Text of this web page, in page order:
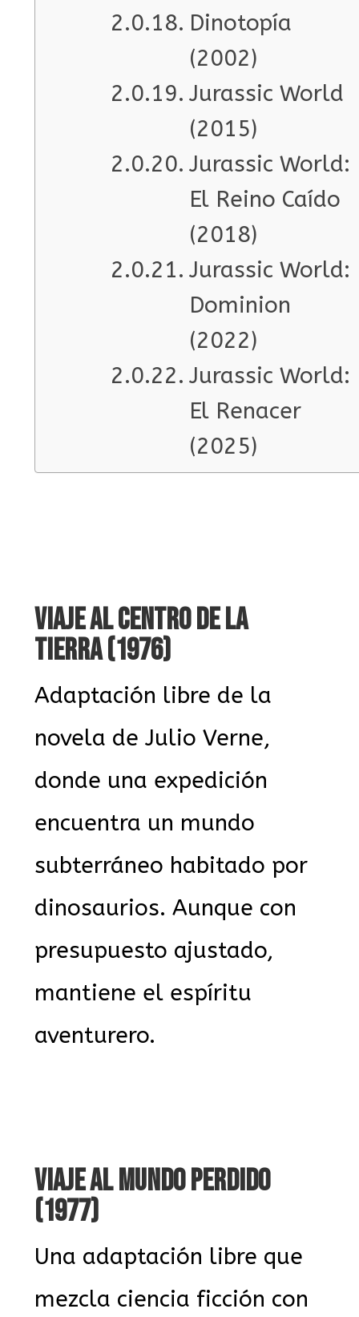
Dinotopía
(2002)
Jurassic World
(2015)
Jurassic World:
El Reino Caído
(2018)
Jurassic World:
Dominion
(2022)
Jurassic World:
El Renacer
(2025)
VIAJE AL CENTRO DE LA
TIERRA (1976)
Adaptación libre de la
novela de Julio Verne,
donde una expedición
encuentra un mundo
subterráneo habitado por
dinosaurios. Aunque con
presupuesto ajustado,
mantiene el espíritu
aventurero.
VIAJE AL MUNDO PERDIDO
(1977)
Una adaptación libre que
mezcla ciencia ficción con